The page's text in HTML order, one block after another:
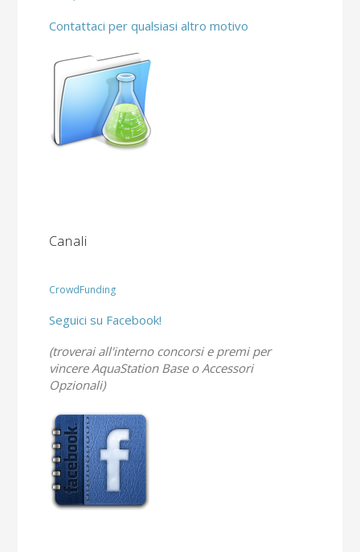
Contattaci per qualsiasi altro motivo
Canali
CrowdFunding
Seguici su Facebook!
(troverai all'interno concorsi e premi per
vincere AquaStation Base o Accessori
Opzionali)